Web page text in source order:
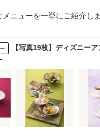
ニューを一挙にご紹介しま
【写真19枚】ディズニー